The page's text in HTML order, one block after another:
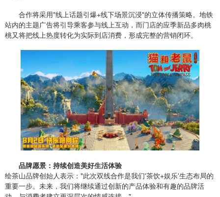
合作将采用"线上话题引爆+线下场景沉浸"的立体传播策略。地铁
站内的主题广告将引导乘客参与线上互动，而门店的应季新品多肉桃
桃又将把线上热度转化为实际到店消费，形成完整的营销闭环。
品牌愿景：持续创造美好生活体验
绘茶山品牌创始人表示："此次双线合作是我们'茶饮+娱乐'生态布局的
重要一步。未来，我们将继续通过创新的产品体验和有趣的品牌活